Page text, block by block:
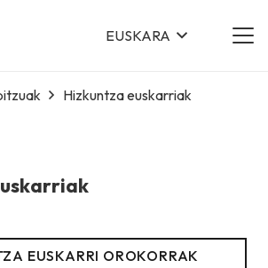
EUSKARA
Hizkuntza euskarriak
EUSKARRI OROKORRAK